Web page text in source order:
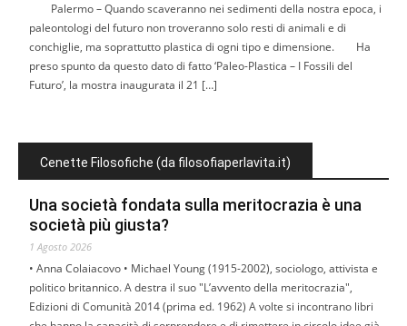
Palermo – Quando scaveranno nei sedimenti della nostra epoca, i
paleontologi del futuro non troveranno solo resti di animali e di
conchiglie, ma soprattutto plastica di ogni tipo e dimensione. Ha
preso spunto da questo dato di fatto ‘Paleo-Plastica – I Fossili del
Futuro’, la mostra inaugurata il 21 […]
Cenette Filosofiche (da filosofiaperlavita.it)
Una società fondata sulla meritocrazia è una
società più giusta?
1 Agosto 2026
• Anna Colaiacovo • Michael Young (1915-2002), sociologo, attivista e
politico britannico. A destra il suo "L’avvento della meritocrazia",
Edizioni di Comunità 2014 (prima ed. 1962) A volte si incontrano libri